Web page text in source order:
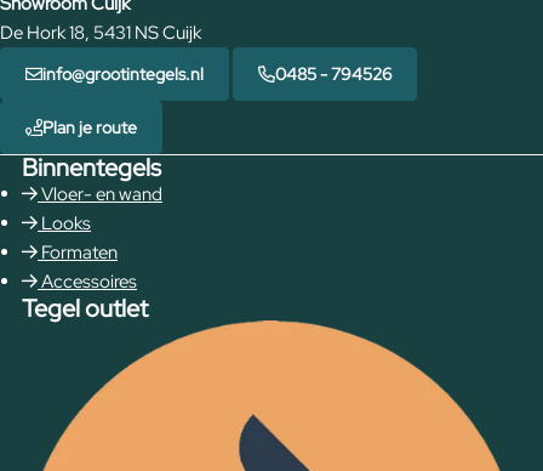
De Hork 18, 5431 NS Cuijk
info@grootintegels.nl 0485 - 794526
Plan je route
Binnentegels
Vloer- en wand
Looks
Formaten
Accessoires
Tegel outlet